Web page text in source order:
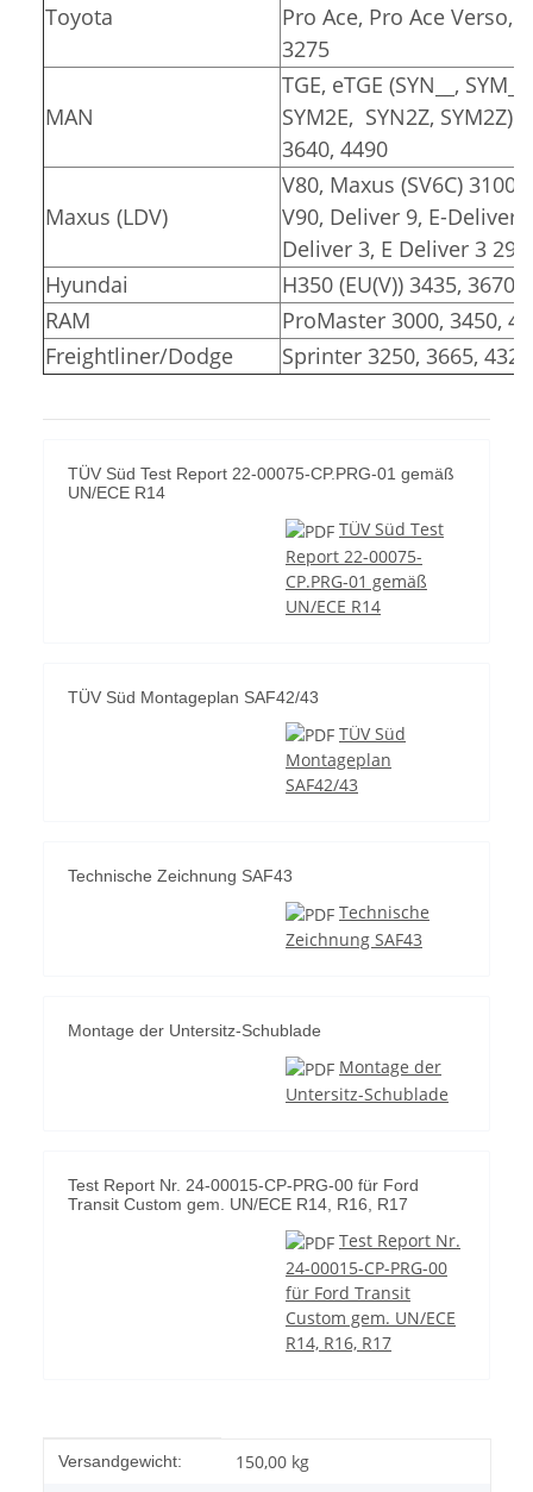
Toyota
Pro Ace, Pro Ace Verso,
3275
MAN
TGE, eTGE (SYN__,
SYM2E, SYN2Z, SYM2Z)
3640, 4490
Maxus (LDV)
V80, Maxus (SV6C) 3100,
V90, Deliver 9, E-Deliver
Deliver 3, E Deliver 3
Hyundai
H350 (EU(V)) 3435, 3670
RAM
ProMaster 3000, 3450,
Freightliner/Dodge
Sprinter 3250, 3665, 4325
TÜV Süd Test Report 22-00075-CP.PRG-01 gemäß
UN/ECE R14
TÜV Süd Test
Report 22-00075-
CP.PRG-01 gemäß
UN/ECE R14
TÜV Süd Montageplan SAF42/43
TÜV Süd
Montageplan
SAF42/43
Technische Zeichnung SAF43
Technische
Zeichnung SAF43
Montage der Untersitz-Schublade
Montage der
Untersitz-Schublade
Test Report Nr. 24-00015-CP-PRG-00 für Ford
Transit Custom gem. UN/ECE R14, R16, R17
Test Report Nr.
24-00015-CP-PRG-00
für Ford Transit
Custom gem. UN/ECE
R14, R16, R17
Produkteigenschaft
Wert
Versandgewicht: 150,00 kg